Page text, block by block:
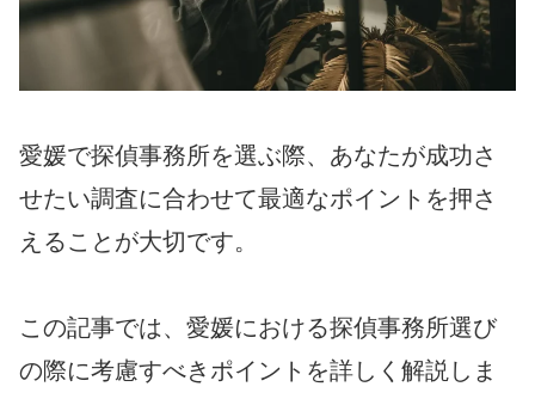
愛媛で探偵事務所を選ぶ際、あなたが成功さ
せたい調査に合わせて最適なポイントを押さ
えることが大切です。
この記事では、愛媛における探偵事務所選び
の際に考慮すべきポイントを詳しく解説しま